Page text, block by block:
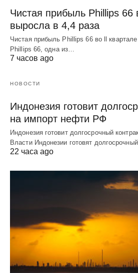
Чистая прибыль Phillips 66
выросла в 4,4 раза
Чистая прибыль Phillips 66 во ll
Phillips 66, одна из…
7 часов ago
НОВОСТИ
Индонезия готовит
на импорт нефти РФ
Индонезия готовит долгосрочный
Власти Индонезии готовят
22 часа ago